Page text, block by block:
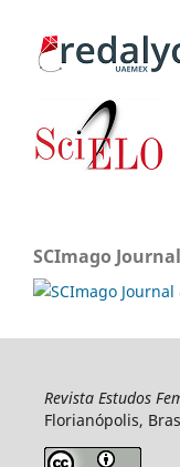
SCImago
Revista Estudos
Florianópolis,